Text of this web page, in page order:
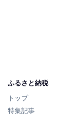
ふるさと納税
トップ
特集記事